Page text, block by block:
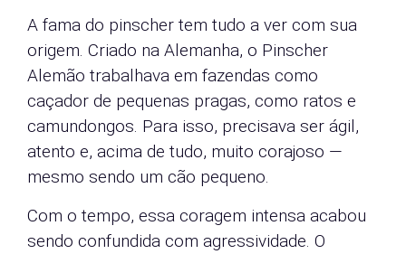
A fama do pinscher tem tudo a ver com sua
origem. Criado na Alemanha, o Pinscher
Alemão trabalhava em fazendas como
caçador de pequenas pragas, como ratos e
camundongos. Para isso, precisava ser ágil,
atento e, acima de tudo, muito corajoso —
mesmo sendo um cão pequeno.
Com o tempo, essa coragem intensa acabou
sendo confundida com agressividade. O